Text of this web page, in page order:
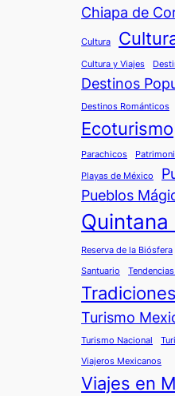
Chiapa de
Cultura
Cultura y Viajes
Destinos
Destinos Románticos
Ecoturismo
Parachicos
Playas de México
Pueblos
Quintana
Reserva de la Biósfera
Santuario
Tradiciones
Turismo
Turismo Nacional
Viajeros Mexicanos
Viajes en